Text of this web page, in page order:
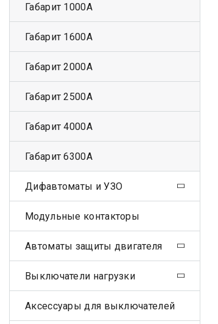
Габарит 1000А
Габарит 1600А
Габарит 2000А
Габарит 2500А
Габарит 4000А
Габарит 6300А
Дифавтоматы и УЗО
Модульные контакторы
Автоматы защиты двигателя
Выключатели нагрузки
Аксессуары для выключателей